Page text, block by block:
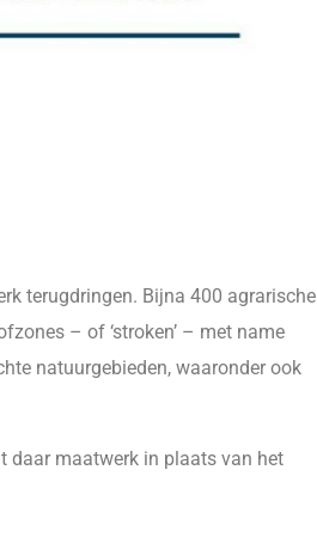
terugdringen. Bijna 400 agrarische
– of ‘stroken’ – met name
natuurgebieden, waaronder ook
daar maatwerk in plaats van het